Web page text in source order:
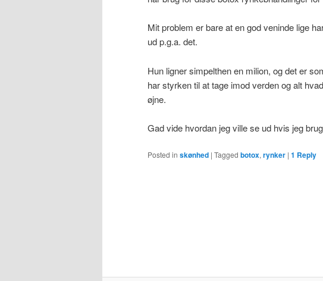
Mit problem er bare at en god veninde lige
ud p.g.a. det.
Hun ligner simpelthen en milion, og det er
har styrken til at tage imod verden og alt
øjne.
Gad vide hvordan jeg ville se ud hvis jeg
Posted in skønhed | Tagged botox,rynker | 1 Reply